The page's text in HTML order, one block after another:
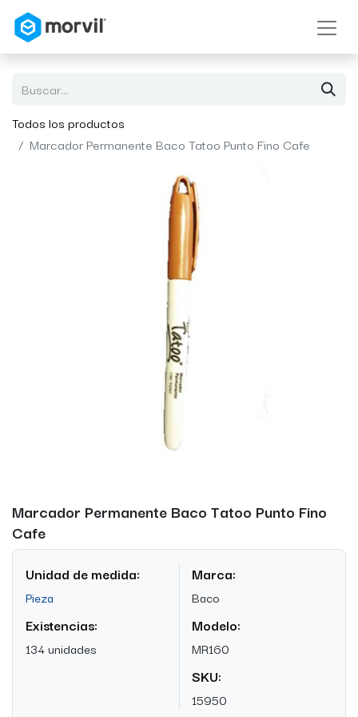
Todos los productos
Marcador Permanente Baco Tatoo Punto Fino Cafe
Marcador Permanente Baco Tatoo Punto Fino
Cafe
Unidad de medida:
Pieza
Existencias:
134 unidades
Marca:
Baco
Modelo:
MR160
SKU:
15950